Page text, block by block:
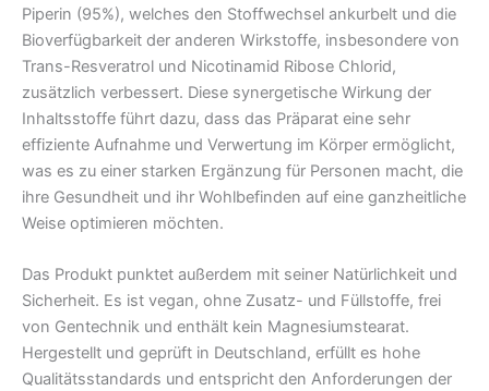
Piperin (95%), welches den Stoffwechsel ankurbelt und die
Bioverfügbarkeit der anderen Wirkstoffe, insbesondere von
Trans-Resveratrol und Nicotinamid Ribose Chlorid,
zusätzlich verbessert. Diese synergetische Wirkung der
Inhaltsstoffe führt dazu, dass das Präparat eine sehr
effiziente Aufnahme und Verwertung im Körper ermöglicht,
was es zu einer starken Ergänzung für Personen macht, die
ihre Gesundheit und ihr Wohlbefinden auf eine ganzheitliche
Weise optimieren möchten.
Das Produkt punktet außerdem mit seiner Natürlichkeit und
Sicherheit. Es ist vegan, ohne Zusatz- und Füllstoffe, frei
von Gentechnik und enthält kein Magnesiumstearat.
Hergestellt und geprüft in Deutschland, erfüllt es hohe
Qualitätsstandards und entspricht den Anforderungen der